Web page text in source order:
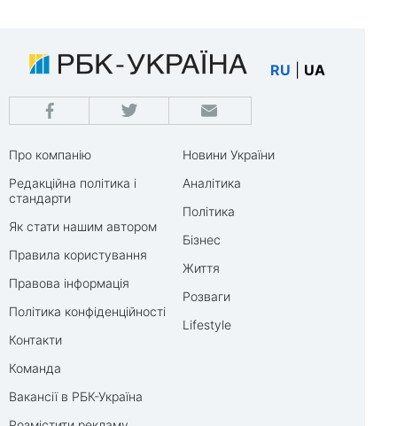
RU UA
Про компанію
Редакційна політика і
стандарти
Як стати нашим автором
Правила користування
Правова інформація
Політика конфіденційності
Контакти
Команда
Вакансії в РБК-Україна
Новини України
Аналітика
Політика
Бізнес
Життя
Розваги
Lifestyle